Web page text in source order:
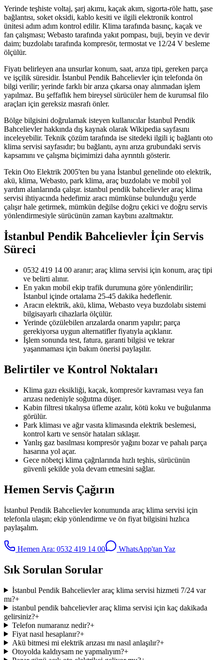
Yerinde teşhiste voltaj, şarj akımı, kaçak akım, sigorta-röle hattı, şase
bağlantısı, soket oksidi, kablo kesiti ve ilgili elektronik kontrol
ünitesi adım adım kontrol edilir. Klima tarafında basınç, kaçak ve
fan çalışması; Webasto tarafında yakıt pompası, buji, beyin ve devir
daim; buzdolabı tarafında kompresör, termostat ve 12/24 V besleme
ölçülür.
Fiyatı belirleyen ana unsurlar konum, saat, arıza tipi, gereken parça
ve işçilik süresidir. İstanbul Pendik Bahcelievler için telefonda ön
bilgi verilir; yerinde farklı bir arıza çıkarsa onay alınmadan işlem
yapılmaz. Bu şeffaflık hem bireysel sürücüler hem de kurumsal filo
araçları için gereksiz masrafı önler.
Bölge bilgisini doğrulamak isteyen kullanıcılar İstanbul Pendik
Bahcelievler hakkında dış kaynak olarak Wikipedia sayfasını
inceleyebilir. Teknik çözüm tarafında ise sitedeki ilgili iç bağlantı oto
klima servisi sayfasıdır; bu bağlantı, aynı arıza grubundaki servis
kapsamını ve çalışma biçimimizi daha ayrıntılı gösterir.
Tekin Oto Elektrik 2005'ten bu yana İstanbul genelinde oto elektrik,
akü, klima, Webasto, park klima, araç buzdolabı ve mobil yol
yardım alanlarında çalışır. istanbul pendik bahcelievler araç klima
servisi ihtiyacında hedefimiz aracı mümkünse bulunduğu yerde
çalışır hale getirmek, mümkün değilse doğru çekici ve doğru servis
yönlendirmesiyle sürücünün zaman kaybını azaltmaktır.
İstanbul Pendik Bahcelievler İçin Servis
Süreci
0532 419 14 00 aranır; araç klima servisi için konum, araç tipi
ve belirti alınır.
En yakın mobil ekip trafik durumuna göre yönlendirilir;
İstanbul içinde ortalama 25-45 dakika hedeflenir.
Aracın elektrik, akü, klima, Webasto veya buzdolabı sistemi
bilgisayarlı cihazlarla ölçülür.
Yerinde çözülebilen arızalarda onarım yapılır; parça
gerekiyorsa uygun alternatifler fiyatıyla açıklanır.
İşlem sonunda test, fatura, garanti bilgisi ve tekrar
yaşanmaması için bakım önerisi paylaşılır.
Belirtiler ve Kontrol Noktaları
Klima gazı eksikliği, kaçak, kompresör kavraması veya fan
arızası nedeniyle soğutma düşer.
Kabin filtresi tıkalıysa üfleme azalır, kötü koku ve buğulanma
görülür.
Park kliması ve ağır vasıta klimasında elektrik beslemesi,
kontrol kartı ve sensör hataları sıklaşır.
Yanlış gaz basılması kompresör yağını bozar ve pahalı parça
hasarına yol açar.
Gece nöbetçi klima çağrılarında hızlı teşhis, sürücünün
güvenli şekilde yola devam etmesini sağlar.
Hemen Servis Çağırın
İstanbul Pendik Bahcelievlerkonumunda araç klima servisi için
telefonla ulaşın; ekip yönlendirme ve ön fiyat bilgisini hızlıca
paylaşalım.
Hemen Ara: 0532 419 14 00 WhatsApp'tan Yaz
Sık Sorulan Sorular
İstanbul Pendik Bahcelievler araç klima servisi hizmeti 7/24 var
mı?+
istanbul pendik bahcelievler araç klima servisi için kaç dakikada
gelirsiniz?+
Telefon numaranız nedir?+
Fiyat nasıl hesaplanır?+
Akü bitmesi mi elektrik arızası mı nasıl anlaşılır?+
Otoyolda kaldıysam ne yapmalıyım?+